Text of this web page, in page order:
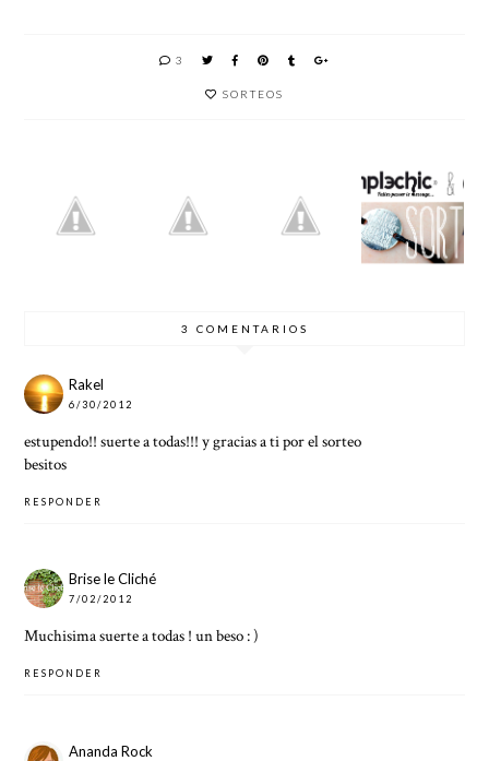
3
SORTEOS
TIVA
SORTEO
IONAL
SORTEO
PARECE
,
PLÁTAN
SORTEO
PULSER
A
SIMPLE
CHIC
3 COMENTARIOS
Rakel
6/30/2012
estupendo!! suerte a todas!!! y gracias a ti por el sorteo
besitos
RESPONDER
Brise le Cliché
7/02/2012
Muchisima suerte a todas ! un beso : )
RESPONDER
Ananda Rock